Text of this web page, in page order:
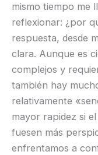
mismo tiempo me
reflexionar: ¿por
respuesta, desde
clara. Aunque es
complejos y
también hay
relativamente
mayor rapidez si
fuesen más
enfrentamos a